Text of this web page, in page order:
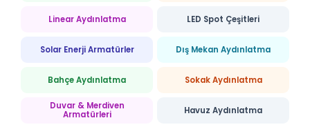
Linear Aydınlatma LED Spot Çeşitleri
Solar Enerji Armatürler Dış Mekan Aydınlatma
Bahçe Aydınlatma Sokak Aydınlatma
Duvar & Merdiven
Armatürleri
Havuz Aydınlatma